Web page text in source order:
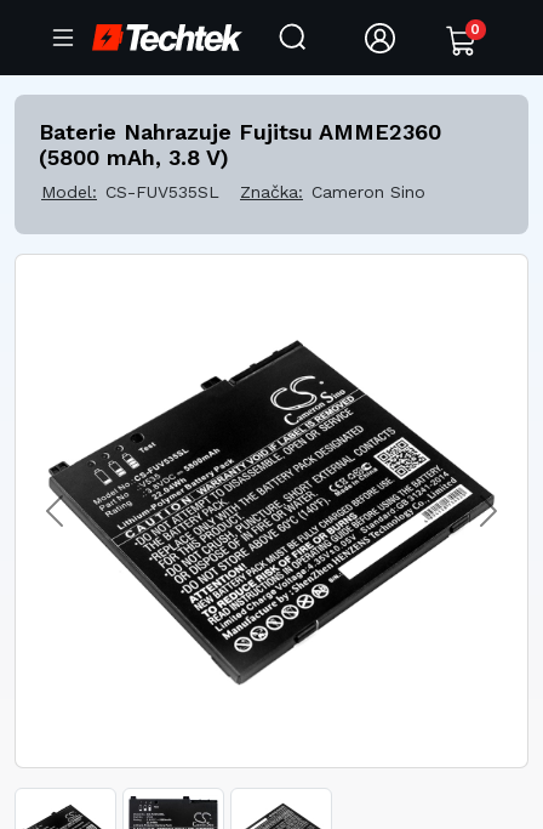
0
Baterie Nahrazuje Fujitsu AMME2360
(5800 mAh, 3.8 V)
Model: CS-FUV535SL Značka: Cameron Sino